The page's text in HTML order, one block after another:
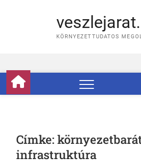
KÖRNYEZETTUDATOS
Címke:
infrastruktúra